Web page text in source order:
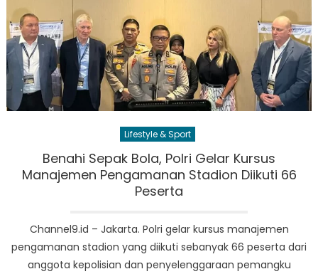
Lifestyle & Sport
Benahi Sepak Bola, Polri Gelar Kursus
Manajemen Pengamanan Stadion Diikuti 66
Peserta
Channel9.id – Jakarta. Polri gelar kursus manajemen
pengamanan stadion yang diikuti sebanyak 66 peserta dari
anggota kepolisian dan penyelenggaraan pemangku